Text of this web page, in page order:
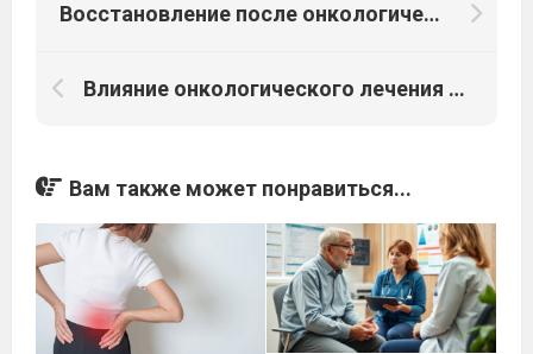
Восстановление после онкологических заболеваний у детей: ключевые аспекты и рекомендации
Влияние онкологического лечения на психическое здоровье: способы восстановления эмоционального равновесия
Вам также может понравиться...